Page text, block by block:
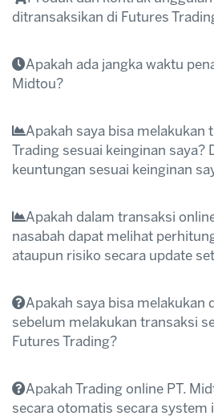
Midtou Aryacom Futures
ditransaksikan di Futures
Kontrak Index Asia
Kontrak Index USA
Kontrak Major Forex (EUR,
Apakah ada jangka waktu
Midtou?
Apakah saya bisa melakukan
Trading sesuai keinginan saya?
keuntungan sesuai keinginan
Apakah dalam transaksi
nasabah dapat melihat
ataupun risiko secara update
Apakah saya bisa melakukan
sebelum melakukan transaksi
Futures Trading?
Apakah Trading online PT.
secara otomatis secara system